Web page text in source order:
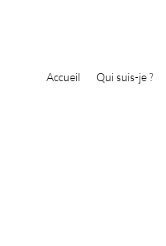
Accueil Qui suis-je ?